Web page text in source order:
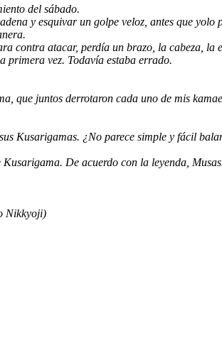
del sábado.
y esquivar un golpe veloz, antes que
contra atacar, perdía un brazo, la cabeza,
primera vez. Todavía estaba errado.
que juntos derrotaron cada uno de mis
Kusarigamas. ¿No parece simple y fácil
De acuerdo con la leyenda,
Nikkyoji)